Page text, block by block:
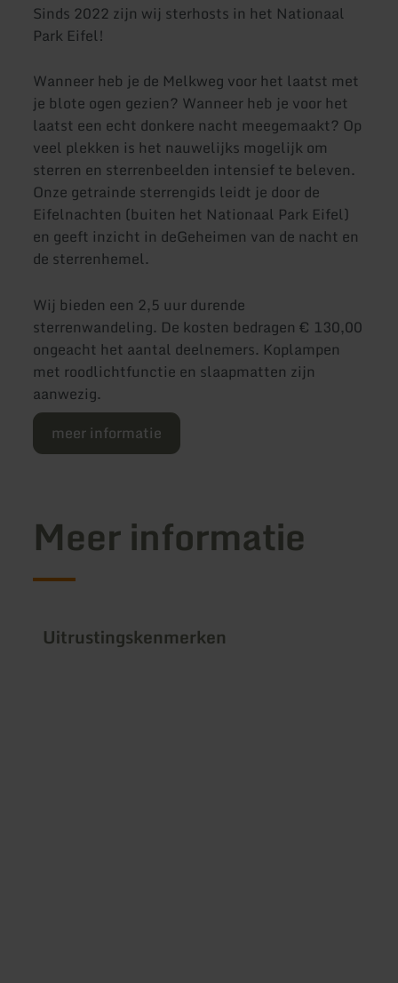
Sinds 2022 zijn wij sterhosts in het Nationaal
Park Eifel!
Wanneer heb je de Melkweg voor het laatst met
je blote ogen gezien? Wanneer heb je voor het
laatst een echt donkere nacht meegemaakt? Op
veel plekken is het nauwelijks mogelijk om
sterren en sterrenbeelden intensief te beleven.
Onze getrainde sterrengids leidt je door de
Eifelnachten (buiten het Nationaal Park Eifel)
en geeft inzicht in deGeheimen van de nacht en
de sterrenhemel.
Wij bieden een 2,5 uur durende
sterrenwandeling. De kosten bedragen € 130,00
ongeacht het aantal deelnemers. Koplampen
met roodlichtfunctie en slaapmatten zijn
aanwezig.
meer informatie
Meer informatie
Uitrustingskenmerken